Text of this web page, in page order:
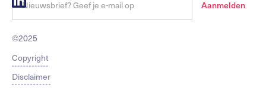
©2025
Copyright
Disclaimer